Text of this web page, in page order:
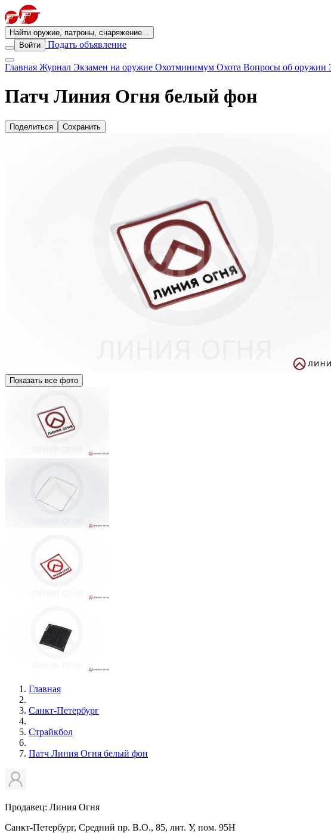
Найти оружие, патроны, снаряжение...
Войти
Подать объявление
Главная Журнал Экзамен на оружие Охотминимум Охота Вопросы об оружии
Патч Линия Огня белый фон
Поделиться Сохранить
Показать все фото
Главная
Санкт-Петербург
Страйкбол
Патч Линия Огня белый фон
Продавец: Линия Огня
Санкт-Петербург, Средний пр. В.О., 85, лит. У, пом. 95Н